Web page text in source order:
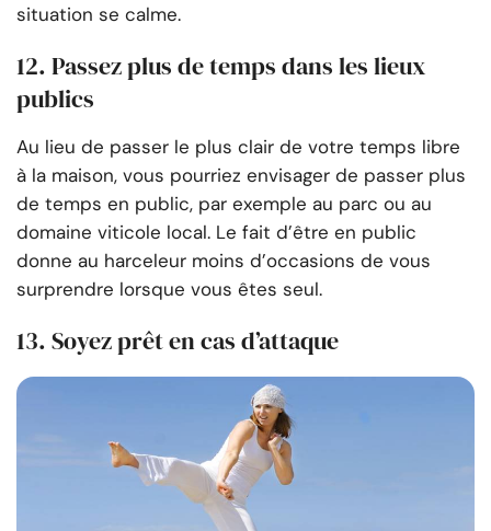
situation se calme.
12. Passez plus de temps dans les lieux
publics
Au lieu de passer le plus clair de votre temps libre
à la maison, vous pourriez envisager de passer plus
de temps en public, par exemple au parc ou au
domaine viticole local. Le fait d’être en public
donne au harceleur moins d’occasions de vous
surprendre lorsque vous êtes seul.
13. Soyez prêt en cas d’attaque